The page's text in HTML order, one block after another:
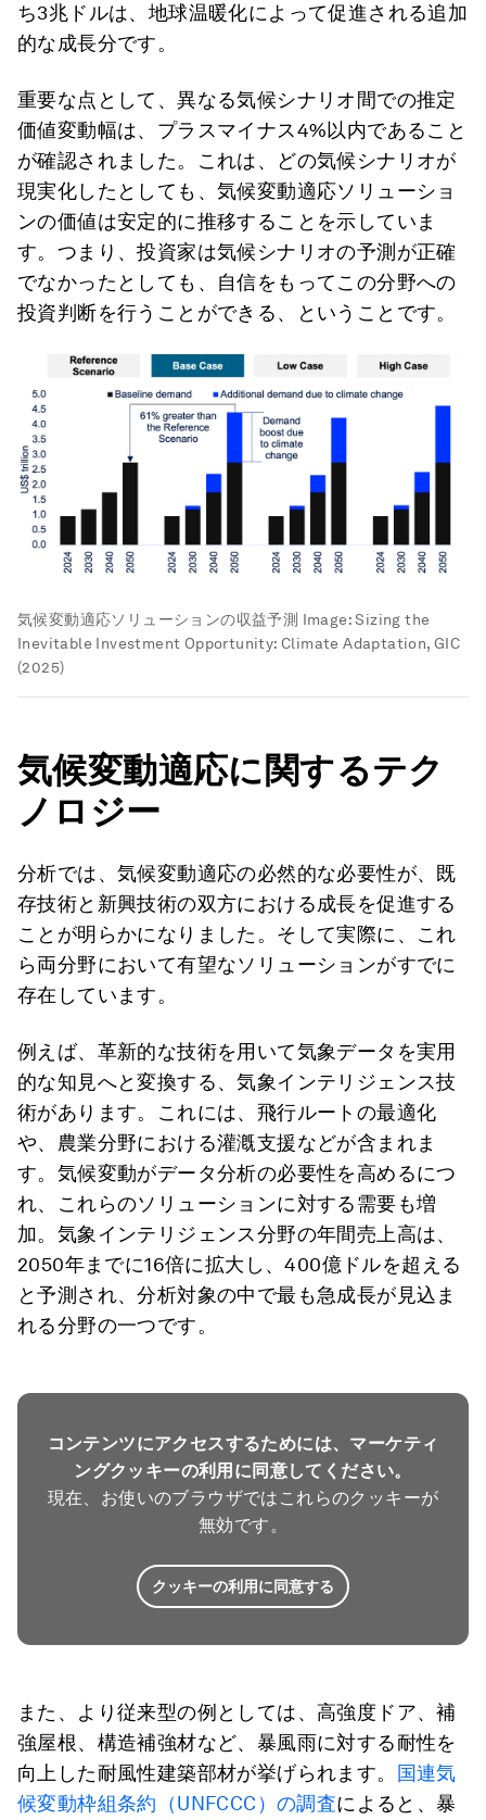
ち3兆ドルは、地球温暖化によって促進される追加
的な成長分です。
重要な点として、異なる気候シナリオ間での推定
価値変動幅は、プラスマイナス4%以内であること
が確認されました。これは、どの気候シナリオが
現実化したとしても、気候変動適応ソリューショ
ンの価値は安定的に推移することを示していま
す。つまり、投資家は気候シナリオの予測が正確
でなかったとしても、自信をもってこの分野への
投資判断を行うことができる、ということです。
気候変動適応ソリューションの収益予測 Image:Sizing the
Inevitable Investment Opportunity: Climate Adaptation, GIC
(2025)
気候変動適応に関するテク
ノロジー
分析では、気候変動適応の必然的な必要性が、既
存技術と新興技術の双方における成長を促進する
ことが明らかになりました。そして実際に、これ
ら両分野において有望なソリューションがすでに
存在しています。
例えば、革新的な技術を用いて気象データを実用
的な知見へと変換する、気象インテリジェンス技
術があります。これには、飛行ルートの最適化
や、農業分野における灌漑支援などが含まれま
す。気候変動がデータ分析の必要性を高めるにつ
れ、これらのソリューションに対する需要も増
加。気象インテリジェンス分野の年間売上高は、
2050年までに16倍に拡大し、400億ドルを超える
と予測され、分析対象の中で最も急成長が見込ま
れる分野の一つです。
コンテンツにアクセスするためには、マーケティ
ングクッキーの利用に同意してください。
現在、お使いのブラウザではこれらのクッキーが
無効です。
クッキーの利用に同意する
また、より従来型の例としては、高強度ドア、補
強屋根、構造補強材など、暴風雨に対する耐性を
向上した耐風性建築部材が挙げられます。
国連気
候変動枠組条約（UNFCCC）の調査によると、暴